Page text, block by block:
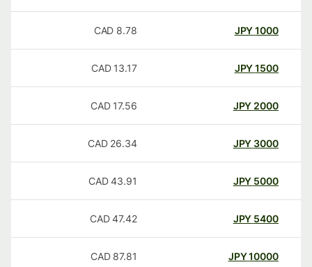
1000
JPY
8.78
CAD
1500
JPY
13.17
CAD
2000
JPY
17.56
CAD
3000
JPY
26.34
CAD
5000
JPY
43.91
CAD
5400
JPY
47.42
CAD
10000
JPY
87.81
CAD